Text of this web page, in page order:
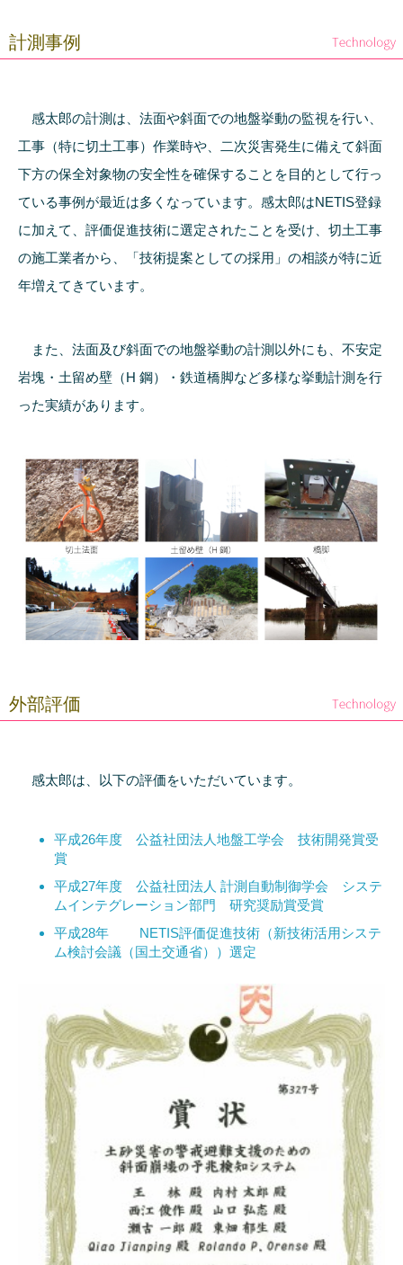
計測事例
感太郎の計測は、法面や斜面での地盤挙動の監視を行い、
工事（特に切土工事）作業時や、二次災害発生に備えて斜面
下方の保全対象物の安全性を確保することを目的として行っ
ている事例が最近は多くなっています。感太郎はNETIS登録
に加えて、評価促進技術に選定されたことを受け、切土工事
の施工業者から、「技術提案としての採用」の相談が特に近
年増えてきています。
また、法面及び斜面での地盤挙動の計測以外にも、不安定
岩塊・土留め壁（H 鋼）・鉄道橋脚など多様な挙動計測を行
った実績があります。
外部評価
感太郎は、以下の評価をいただいています。
平成26年度 公益社団法人地盤工学会 技術開発賞受
賞
平成27年度 公益社団法人 計測自動制御学会 システ
ムインテグレーション部門 研究奨励賞受賞
平成28年 NETIS評価促進技術（新技術活用システ
ム検討会議（国土交通省））選定